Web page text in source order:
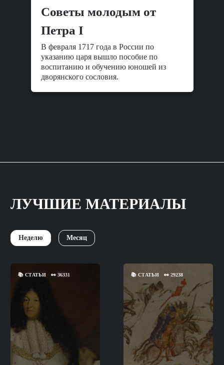
Советы молодым от
Петра I
В февраля 1717 года в России по
указанию царя вышло пособие по
воспитанию и обучению юношей из
дворянского сословия.
ЛУЧШИЕ МАТЕРИАЛЫ
Неделю Месяц
📚 СТАТЬИ 👀 36331 📚СТАТЬИ 👀29238